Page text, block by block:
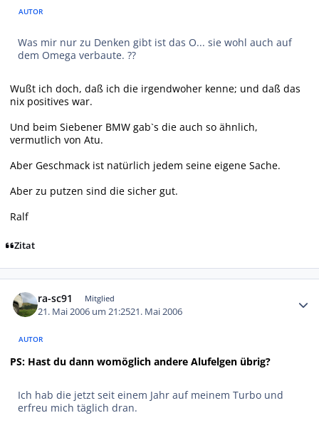
AUTOR
Was mir nur zu Denken gibt ist das O... sie wohl auch auf
dem Omega verbaute. ??
Wußt ich doch, daß ich die irgendwoher kenne; und daß das
nix positives war.
Und beim Siebener BMW gab`s die auch so ähnlich,
vermutlich von Atu.
Aber Geschmack ist natürlich jedem seine eigene Sache.
Aber zu putzen sind die sicher gut.
Ralf
Zitat
ra-sc91 Mitglied
21. Mai 2006 um 21:2521. Mai 2006
AUTOR
PS: Hast du dann womöglich andere Alufelgen übrig?
Ich hab die jetzt seit einem Jahr auf meinem Turbo und
erfreu mich täglich dran.